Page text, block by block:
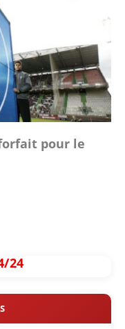
forfait pour le
24